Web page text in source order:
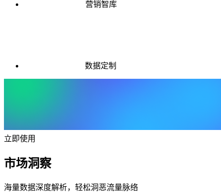
营销智库
数据定制
立即使用
市场洞察
海量数据深度解析，轻松洞恶流量脉络